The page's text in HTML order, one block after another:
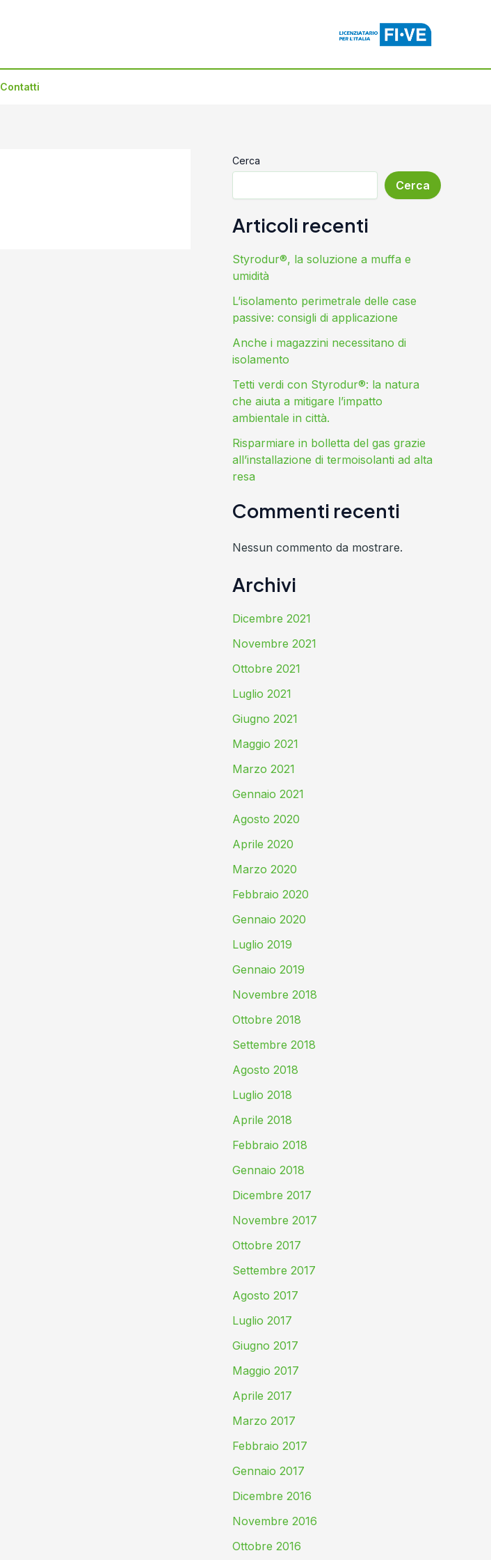
Contatti
Cerca
Cerca
Articoli recenti
Styrodur®, la soluzione a muffa e
umidità
L’isolamento perimetrale delle case
passive: consigli di applicazione
Anche i magazzini necessitano di
isolamento
Tetti verdi con Styrodur®: la natura
che aiuta a mitigare l’impatto
ambientale in città.
Risparmiare in bolletta del gas grazie
all’installazione di termoisolanti ad alta
resa
Commenti recenti
Nessun commento da mostrare.
Archivi
Dicembre 2021
Novembre 2021
Ottobre 2021
Luglio 2021
Giugno 2021
Maggio 2021
Marzo 2021
Gennaio 2021
Agosto 2020
Aprile 2020
Marzo 2020
Febbraio 2020
Gennaio 2020
Luglio 2019
Gennaio 2019
Novembre 2018
Ottobre 2018
Settembre 2018
Agosto 2018
Luglio 2018
Aprile 2018
Febbraio 2018
Gennaio 2018
Dicembre 2017
Novembre 2017
Ottobre 2017
Settembre 2017
Agosto 2017
Luglio 2017
Giugno 2017
Maggio 2017
Aprile 2017
Marzo 2017
Febbraio 2017
Gennaio 2017
Dicembre 2016
Novembre 2016
Ottobre 2016